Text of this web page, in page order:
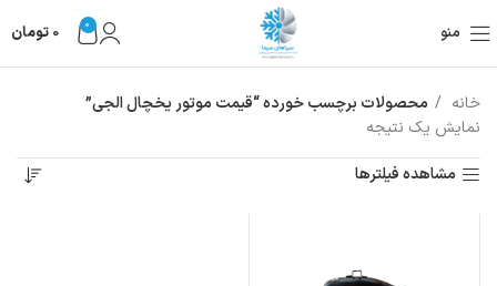
منو 0
0 تومان
خانه
محصولات برچسب خورده “قیمت موتور یخچال الجی”
نمایش یک نتیجه
مشاهده فیلترها